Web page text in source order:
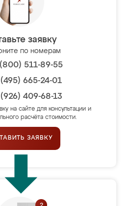
заявку
по номерам
511-89-55
665-24-01
409-68-13
на сайте для консультации и
расчёта стоимости.
ЗАЯВКУ